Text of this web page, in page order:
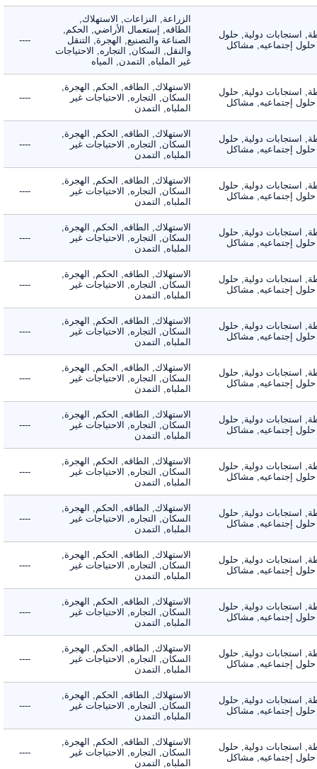
استجابات دولية, حلول
إجتماعيه, مشاكل
الزراعة, النزاعات, الاستهلاك,
الطاقه, إستعمال الأراضي, الحكم,
الصناعة والتصنيع, الهجرة, التنقل
والنقل, السكان, التجاره, الاحتياجات
غير الملباه, التمدن, المياه
----
استجابات دولية, حلول
إجتماعيه, مشاكل
الاستهلاك, الطاقه, الحكم, الهجرة,
السكان, التجاره, الاحتياجات غير
الملباه, التمدن
----
استجابات دولية, حلول
إجتماعيه, مشاكل
الاستهلاك, الطاقه, الحكم, الهجرة,
السكان, التجاره, الاحتياجات غير
الملباه, التمدن
----
استجابات دولية, حلول
إجتماعيه, مشاكل
الاستهلاك, الطاقه, الحكم, الهجرة,
السكان, التجاره, الاحتياجات غير
الملباه, التمدن
----
استجابات دولية, حلول
إجتماعيه, مشاكل
الاستهلاك, الطاقه, الحكم, الهجرة,
السكان, التجاره, الاحتياجات غير
الملباه, التمدن
----
استجابات دولية, حلول
إجتماعيه, مشاكل
الاستهلاك, الطاقه, الحكم, الهجرة,
السكان, التجاره, الاحتياجات غير
الملباه, التمدن
----
استجابات دولية, حلول
إجتماعيه, مشاكل
الاستهلاك, الطاقه, الحكم, الهجرة,
السكان, التجاره, الاحتياجات غير
الملباه, التمدن
----
استجابات دولية, حلول
إجتماعيه, مشاكل
الاستهلاك, الطاقه, الحكم, الهجرة,
السكان, التجاره, الاحتياجات غير
الملباه, التمدن
----
استجابات دولية, حلول
إجتماعيه, مشاكل
الاستهلاك, الطاقه, الحكم, الهجرة,
السكان, التجاره, الاحتياجات غير
الملباه, التمدن
----
استجابات دولية, حلول
إجتماعيه, مشاكل
الاستهلاك, الطاقه, الحكم, الهجرة,
السكان, التجاره, الاحتياجات غير
الملباه, التمدن
----
استجابات دولية, حلول
إجتماعيه, مشاكل
الاستهلاك, الطاقه, الحكم, الهجرة,
السكان, التجاره, الاحتياجات غير
الملباه, التمدن
----
استجابات دولية, حلول
إجتماعيه, مشاكل
الاستهلاك, الطاقه, الحكم, الهجرة,
السكان, التجاره, الاحتياجات غير
الملباه, التمدن
----
استجابات دولية, حلول
إجتماعيه, مشاكل
الاستهلاك, الطاقه, الحكم, الهجرة,
السكان, التجاره, الاحتياجات غير
الملباه, التمدن
----
استجابات دولية, حلول
إجتماعيه, مشاكل
الاستهلاك, الطاقه, الحكم, الهجرة,
السكان, التجاره, الاحتياجات غير
الملباه, التمدن
----
استجابات دولية, حلول
إجتماعيه, مشاكل
الاستهلاك, الطاقه, الحكم, الهجرة,
السكان, التجاره, الاحتياجات غير
الملباه, التمدن
----
استجابات دولية, حلول
إجتماعيه, مشاكل
الاستهلاك, الطاقه, الحكم, الهجرة,
السكان, التجاره, الاحتياجات غير
الملباه, التمدن
----